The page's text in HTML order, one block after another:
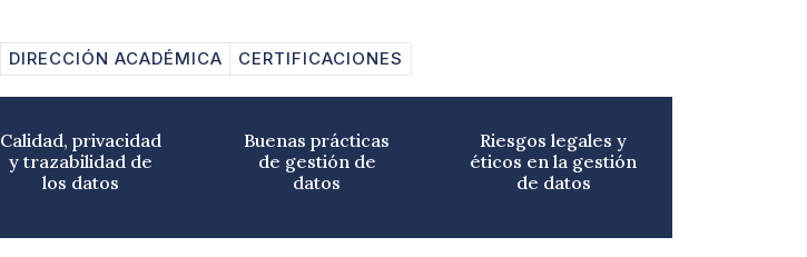
DIRECCIÓN ACADÉMICA CERTIFICACIONES
Calidad, privacidad
y trazabilidad de
los datos
Buenas prácticas
de gestión de
datos
Riesgos legales y
éticos en la gestión
de datos